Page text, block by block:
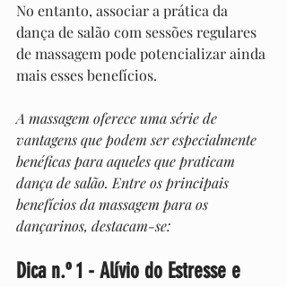
No entanto, associar a prática da
dança de salão com sessões regulares
de massagem pode potencializar ainda
mais esses benefícios.
A massagem oferece uma série de
vantagens que podem ser especialmente
benéficas para aqueles que praticam
dança de salão. Entre os principais
benefícios da massagem para os
dançarinos, destacam-se:
Dica n.º 1 - Alívio do Estresse e